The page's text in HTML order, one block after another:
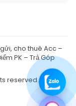
cho thuê Acc –
PK – Trả Góp
reserved.